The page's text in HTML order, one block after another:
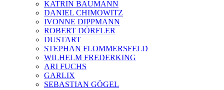
KATRIN BAUMANN
DANIEL CHIMOWITZ
IVONNE DIPPMANN
ROBERT DÖRFLER
DUSTART
STEPHAN FLOMMERSFELD
WILHELM FREDERKING
ARI FUCHS
GARLIX
SEBASTIAN GÖGEL